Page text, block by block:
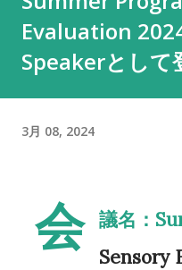
Evaluation
Speakerとして
3月 08, 2024
会 議名：
Sensory